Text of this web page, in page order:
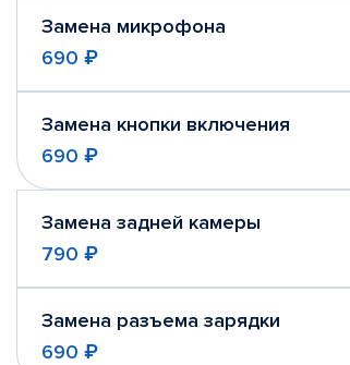
Замена микрофона
690 ₽
Замена кнопки включения
690 ₽
Замена задней камеры
790 ₽
Замена разъема зарядки
690 ₽